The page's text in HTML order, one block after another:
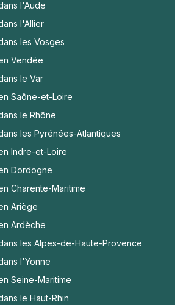
l'Aude
l'Allier
les Vosges
Vendée
le Var
Saône-et-Loire
le Rhône
les Pyrénées-Atlantiques
Indre-et-Loire
Dordogne
Charente-Maritime
Ariège
Ardèche
les Alpes-de-Haute-Provence
l'Yonne
Seine-Maritime
le Haut-Rhin